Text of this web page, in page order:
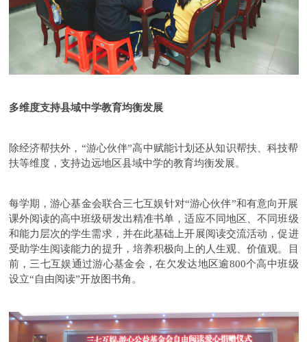
多维度支持县域中学教育均衡发展
除经济帮扶外，“游心伙伴”高中赋能计划还从知识帮扶、科技帮
扶等维度，支持边远地区县域中学的教育均衡发展。
每学期，游心基金会联合三七互娱针对“游心伙伴”和有意向开展
课外阅读的高中班级研发出精准书单，适应不同地区、不同班级
和能力层次的学生需求，并在此基础上开展阅读交流活动，促进
受助学生阅读能力的提升，培养积极向上的人生观、价值观。目
前，三七互娱通过游心基金会，在欠发达地区逾800个高中班级
设立“自由阅读”开放图书角。